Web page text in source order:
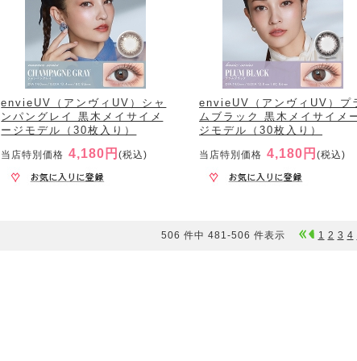
envieUV（アンヴィUV）シャ
ンパングレイ 黒木メイサイメ
ージモデル（30枚入り）
当店特別価格 4,180円(税込)
envieUV（アンヴィUV）プ
ムブラック 黒木メイサイメ
ジモデル（30枚入り）
当店特別価格 4,180円(税込)
506 件中 481-506 件表示 1 2 3 4